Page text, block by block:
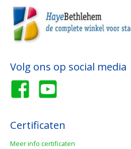
Volg ons op social media
Certificaten
Meer info certificaten